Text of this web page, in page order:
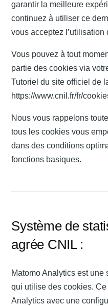
garantir la meilleure
continuez à utiliser ce
vous acceptez l’utilisation
Vous pouvez à tout
partie des cookies via
Tutoriel du site officiel de
https://www.cnil.fr/fr/
Nous vous rappelons
tous les cookies vous
dans des conditions
fonctions basiques.
Système de
agrée CNIL :
Matomo Analytics est une
qui utilise des cookies.
Analytics avec une